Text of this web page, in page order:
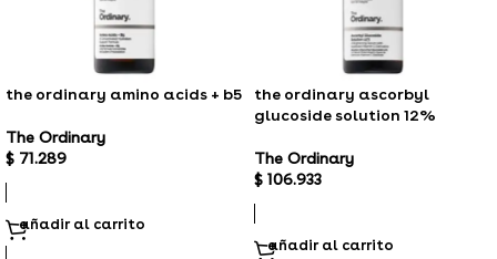
the ordinary amino acids + b5
The Ordinary
$ 71.289
añadir al carrito
the ordinary ascorbyl
glucoside solution 12%
The Ordinary
$ 106.933
añadir al carrito